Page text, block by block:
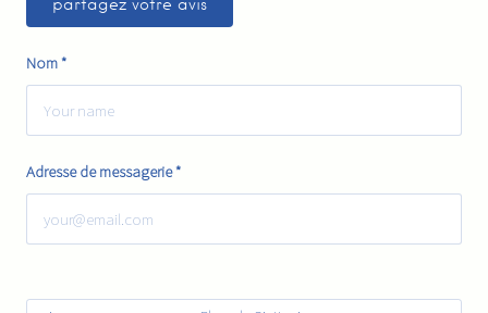
Nom*
Adresse de messagerie*